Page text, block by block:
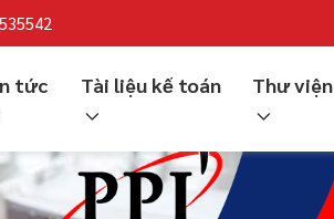
tức Tài liệu kế toán Thư viện